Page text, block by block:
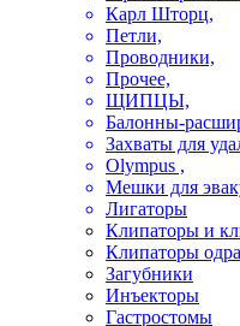
Карл Шторц,
Петли,
Проводники,
Прочее,
ЩИПЦЫ,
Балонны-
Захваты для
Olympus ,
Мешки для
Лигаторы
Клипаторы и
Клипаторы
Загубники
Инъекторы
Гастростомы